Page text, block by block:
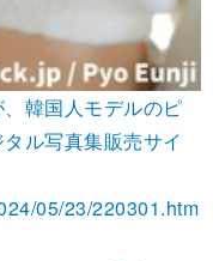
韓国人モデルのピ
ル写真集販売サイ
05/23/220301.htm